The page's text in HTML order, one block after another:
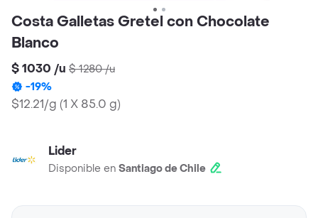
Costa Galletas Gretel con Chocolate
Blanco
$ 1030 /u $ 1280/u
-19%
$12.21/g (1 X 85.0 g)
Lider
Disponible en Santiago de Chile